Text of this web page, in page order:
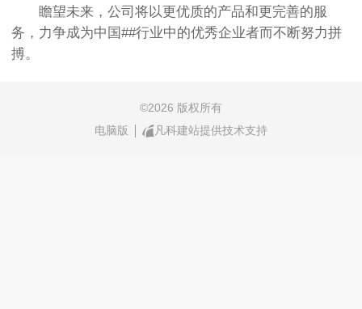
瞻望未来，公司将以更优质的产品和更完善的服
务，力争成为中国##行业中的优秀企业者而不断努力拼
搏。
©2026 版权所有
电脑版
凡科建站提供技术支持